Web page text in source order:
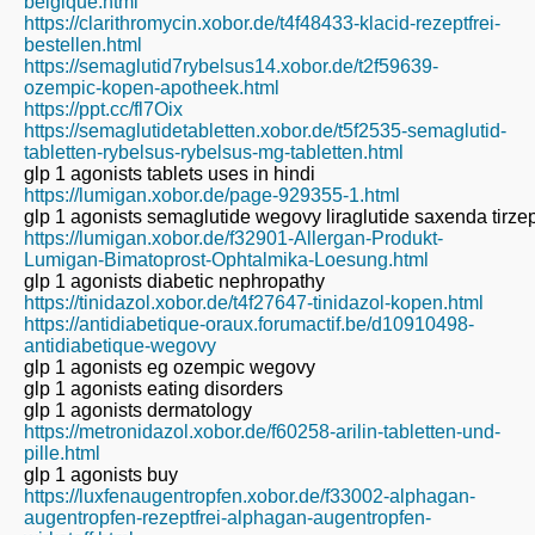
https://clarithromycin.xobor.de/t4f48433-klacid-rezeptfrei-
bestellen.html
https://semaglutid7rybelsus14.xobor.de/t2f59639-
ozempic-kopen-apotheek.html
https://ppt.cc/fl7Oix
https://semaglutidetabletten.xobor.de/t5f2535-semaglutid-
tabletten-rybelsus-rybelsus-mg-tabletten.html
glp 1 agonists tablets uses in hindi
https://lumigan.xobor.de/page-929355-1.html
glp 1 agonists semaglutide wegovy liraglutide saxenda
https://lumigan.xobor.de/f32901-Allergan-Produkt-
Lumigan-Bimatoprost-Ophtalmika-Loesung.html
glp 1 agonists diabetic nephropathy
https://tinidazol.xobor.de/t4f27647-tinidazol-kopen.html
https://antidiabetique-oraux.forumactif.be/d10910498-
antidiabetique-wegovy
glp 1 agonists eg ozempic wegovy
glp 1 agonists eating disorders
glp 1 agonists dermatology
https://metronidazol.xobor.de/f60258-arilin-tabletten-und-
pille.html
glp 1 agonists buy
https://luxfenaugentropfen.xobor.de/f33002-alphagan-
augentropfen-rezeptfrei-alphagan-augentropfen-